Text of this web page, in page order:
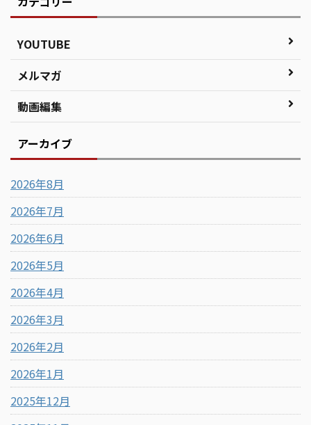
YOUTUBE
メルマガ
動画編集
アーカイブ
2026年8月
2026年7月
2026年6月
2026年5月
2026年4月
2026年3月
2026年2月
2026年1月
2025年12月